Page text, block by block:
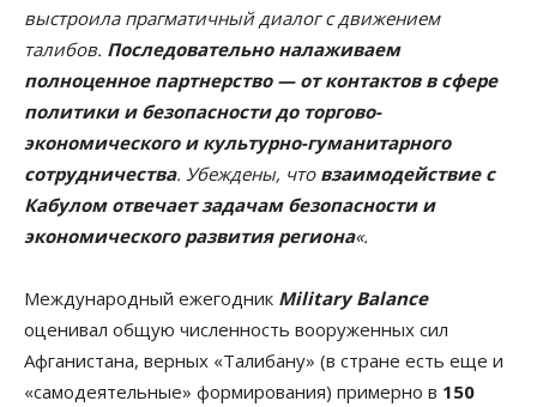
выстроила прагматичный диалог с движением
талибов. Последовательно налаживаем
полноценное партнерство — от контактов в сфере
политики и безопасности до торгово-
экономического и культурно-гуманитарного
сотрудничества. Убеждены, что взаимодействие с
Кабулом отвечает задачам безопасности и
экономического развития региона«.
Международный ежегодник Military Balance
оценивал общую численность вооруженных сил
Афганистана, верных «Талибану» (в стране есть еще и
«самодеятельные» формирования) примерно в 150